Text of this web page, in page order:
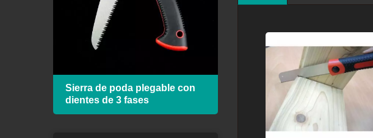
Sierra de poda plegable con
dientes de 3 fases
Marco de sierra de arco con
hoja bimetálica HSS